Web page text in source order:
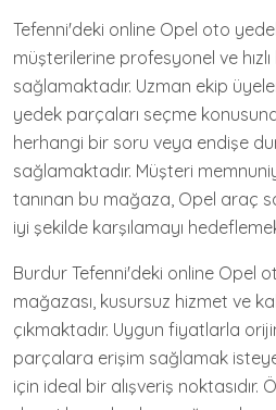
Tefenni'deki online Opel oto
müşterilerine profesyonel ve
sağlamaktadır. Uzman ekip
yedek parçaları seçme
herhangi bir soru veya endişe
sağlamaktadır. Müşteri
tanınan bu mağaza, Opel araç
iyi şekilde karşılamayı
Burdur Tefenni'deki online Opel
mağazası, kusursuz hizmet ve
çıkmaktadır. Uygun fiyatlarla
parçalara erişim sağlamak
için ideal bir alışveriş noktasıdır.